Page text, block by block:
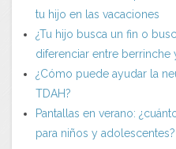
tu hijo en las vacaciones
¿Tu hijo busca un fin o
diferenciar entre berrinche
¿Cómo puede ayudar la
TDAH?
Pantallas en verano:
para niños y adolescentes?